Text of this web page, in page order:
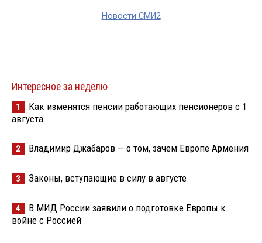
Новости СМИ2
Интересное за неделю
1
Как изменятся пенсии работающих пенсионеров с 1
августа
2 Владимир Джабаров — о том, зачем Европе Армения
3 Законы, вступающие в силу в августе
4
В МИД России заявили о подготовке Европы к
войне с Россией